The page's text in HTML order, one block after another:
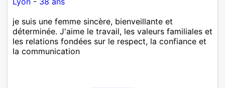
je suis une femme sincère, bienveillante et
déterminée. J'aime le travail, les valeurs familiales et
les relations fondées sur le respect, la confiance et
la communication